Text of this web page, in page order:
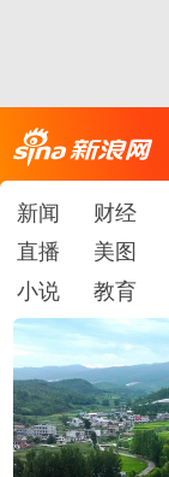
新闻 财经
直播
美图
小说
教育